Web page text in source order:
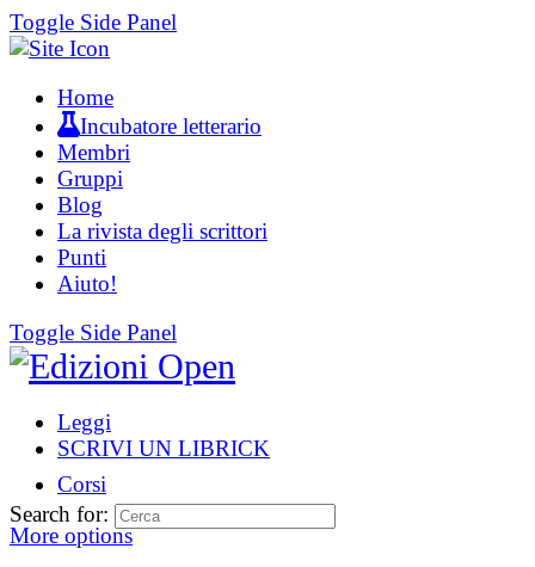
Toggle Side Panel
Home
Incubatore letterario
Membri
Gruppi
Blog
La rivista degli scrittori
Punti
Aiuto!
Toggle Side Panel
Leggi
SCRIVI UN LIBRICK
Corsi
More options
Search for: